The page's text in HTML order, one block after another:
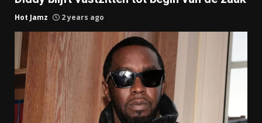
Hot Jamz 2 years ago